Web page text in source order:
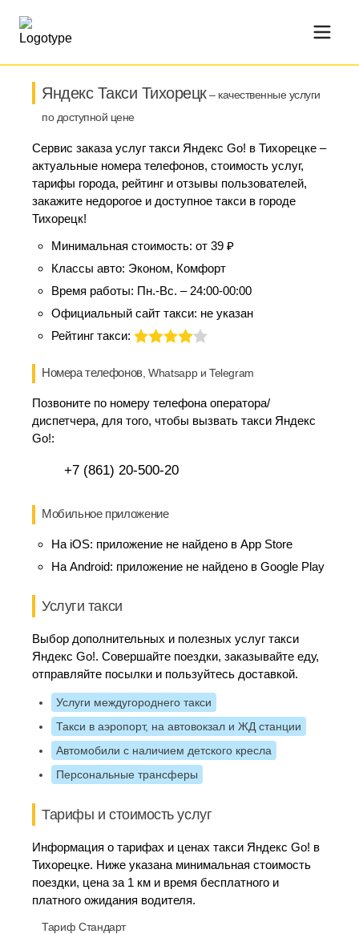
Яндекс Такси Тихорецк– качественные услуги
по доступной цене
Сервис заказа услуг такси Яндекс Go! в Тихорецке –
актуальные номера телефонов, стоимость услуг,
тарифы города, рейтинг и отзывы пользователей,
закажите недорогое и доступное такси в городе
Тихорецк!
Минимальная стоимость: от 39 ₽
Классы авто: Эконом, Комфорт
Время работы: Пн.-Вс. – 24:00-00:00
Официальный сайт такси: не указан
Рейтинг такси:
Номера телефонов, Whatsapp и Telegram
Позвоните по номеру телефона оператора/
диспетчера, для того, чтобы вызвать такси Яндекс
Go!:
+7 (861) 20-500-20
Мобильное приложение
На iOS: приложение не найдено в App Store
На Android: приложение не найдено в Google Play
Услуги такси
Выбор дополнительных и полезных услуг такси
Яндекс Go!. Совершайте поездки, заказывайте еду,
отправляйте посылки и пользуйтесь доставкой.
Услуги междугороднего такси
Такси в аэропорт, на автовокзал и ЖД станции
Автомобили с наличием детского кресла
Персональные трансферы
Тарифы и стоимость услуг
Информация о тарифах и ценах такси Яндекс Go! в
Тихорецке. Ниже указана минимальная стоимость
поездки, цена за 1 км и время бесплатного и
платного ожидания водителя.
Тариф Стандарт